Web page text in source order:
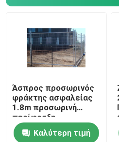
Άσπρος προσωρινός
φράκτης ασφαλείας
1.8m προσωρινή
περίφραξη
περιπόλου
περιμέτρου ύψους
Καλύτερη τιμή